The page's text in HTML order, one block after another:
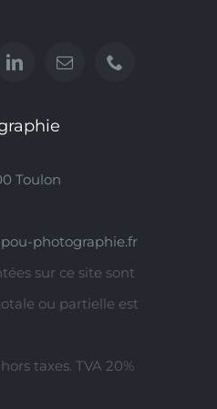
Toulon
photographie.fr
sur ce site sont
ou partielle est
taxes. TVA 20%